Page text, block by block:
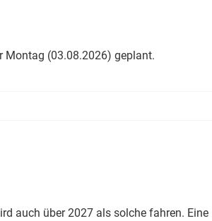
Montag (03.08.2026) geplant.
auch über 2027 als solche fahren. Eine